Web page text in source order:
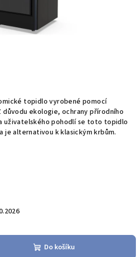
topidlo vyrobené pomocí
ekologie, ochrany přírodního
uživatelského pohodlí se toto topidlo
je alternativou k klasickým krbům.
Do košíku